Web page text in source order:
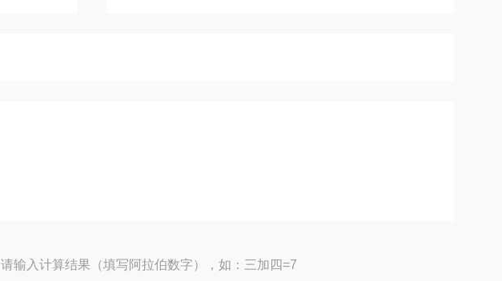
请输入计算结果（填写阿拉伯数字），如：三加四=7